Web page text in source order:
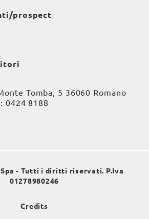
prospect
Tomba, 5 36060 Romano
0424 8188
- Tutti i diritti riservati. P.Iva
01278980246
Credits